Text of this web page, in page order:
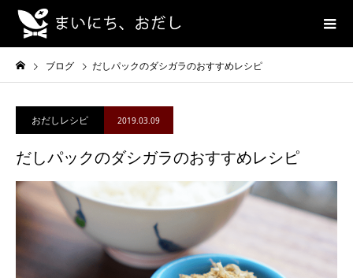
ブログ だしパックのダシガラのおすすめレシピ
おだしレシピ 2019.03.09
だしパックのダシガラのおすすめレシピ